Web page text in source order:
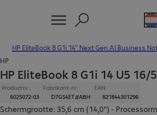
HP EliteBook 8 G1i 14" Next Gen AI Business
HP
HP EliteBook 8 G1i 14 U5 16/
Productnr.:
6025072-03
Fabrikant-nr.:
D7GS4ET#ABH
EAN
821844301296
Schermgrootte: 35,6 cm (14,0") -